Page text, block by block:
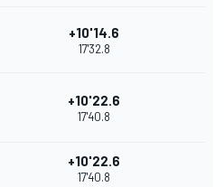
+10'14.6
17'32.8
+10'22.6
17'40.8
+10'22.6
17'40.8